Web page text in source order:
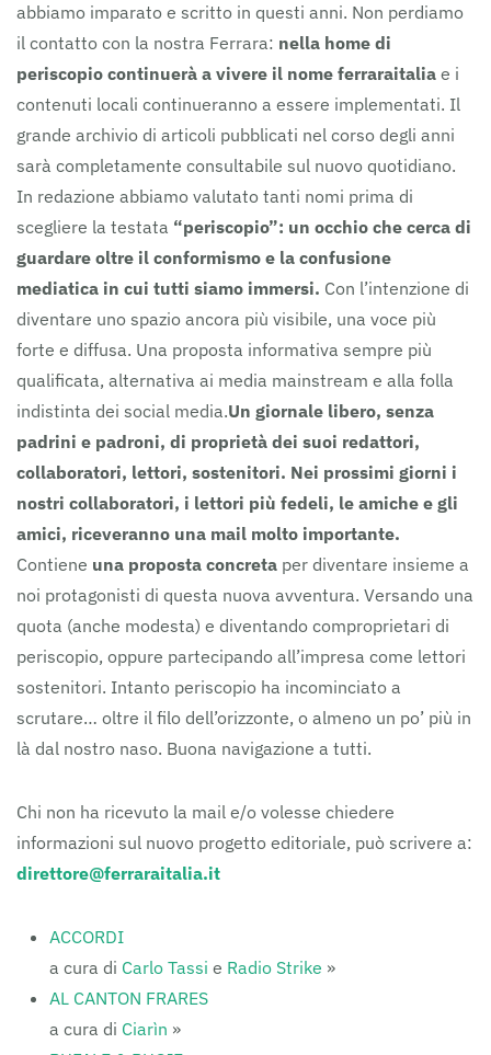
abbiamo imparato e scritto in questi anni. Non perdiamo
il contatto con la nostra Ferrara: nella home di
periscopio continuerà a vivere il nome ferraraitalia e i
contenuti locali continueranno a essere implementati. Il
grande archivio di articoli pubblicati nel corso degli anni
sarà completamente consultabile sul nuovo quotidiano.
In redazione abbiamo valutato tanti nomi prima di
scegliere la testata “periscopio”: un occhio che cerca di
guardare oltre il conformismo e la confusione
mediatica in cui tutti siamo immersi. Con l’intenzione di
diventare uno spazio ancora più visibile, una voce più
forte e diffusa. Una proposta informativa sempre più
qualificata, alternativa ai media mainstream e alla folla
indistinta dei social media.Un giornale libero, senza
padrini e padroni, di proprietà dei suoi redattori,
collaboratori, lettori, sostenitori. Nei prossimi giorni i
nostri collaboratori, i lettori più fedeli, le amiche e gli
amici, riceveranno una mail molto importante.
Contiene una proposta concreta per diventare insieme a
noi protagonisti di questa nuova avventura. Versando una
quota (anche modesta) e diventando comproprietari di
periscopio, oppure partecipando all’impresa come lettori
sostenitori. Intanto periscopio ha incominciato a
scrutare… oltre il filo dell’orizzonte, o almeno un po’ più in
là dal nostro naso. Buona navigazione a tutti.
Chi non ha ricevuto la mail e/o volesse chiedere
informazioni sul nuovo progetto editoriale, può scrivere a:
direttore@ferraraitalia.it
ACCORDI
a cura di Carlo Tassi e Radio Strike »
AL CANTON FRARES
a cura di Ciarìn »